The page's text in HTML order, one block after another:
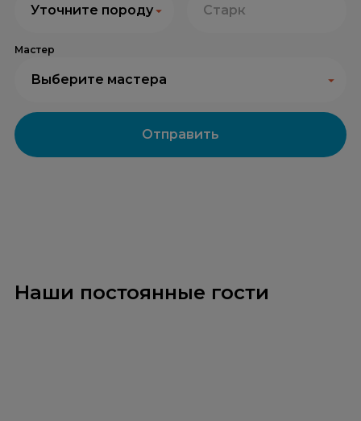
Уточните породу
Мастер
Выберите мастера
Отправить
Наши постоянные гости